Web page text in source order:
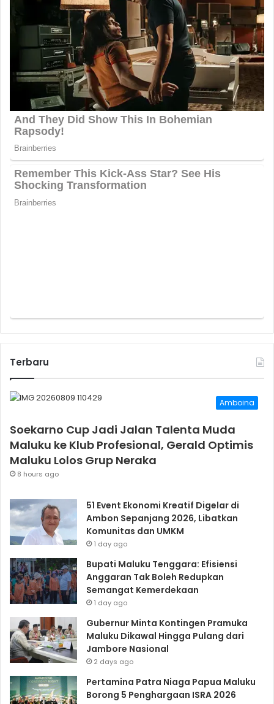
Terbaru
Amboina
Soekarno Cup Jadi Jalan Talenta Muda
Maluku ke Klub Profesional, Gerald Optimis
Maluku Lolos Grup Neraka
8 hours ago
51 Event Ekonomi Kreatif Digelar di
Ambon Sepanjang 2026, Libatkan
Komunitas dan UMKM
1 day ago
Bupati Maluku Tenggara: Efisiensi
Anggaran Tak Boleh Redupkan
Semangat Kemerdekaan
1 day ago
Gubernur Minta Kontingen Pramuka
Maluku Dikawal Hingga Pulang dari
Jambore Nasional
2 days ago
Pertamina Patra Niaga Papua Maluku
Borong 5 Penghargaan ISRA 2026